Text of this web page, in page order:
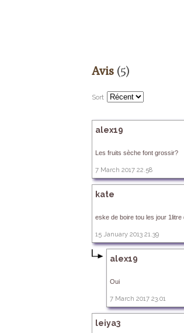
Avis (5)
Sort
alex19
Les fruits sèche font grossir?
7 March 2017 22.58
kate
eske de boire tou les jour
15 January 2013 21.39
alex19
Oui
7 March 2017 23.01
leiya3